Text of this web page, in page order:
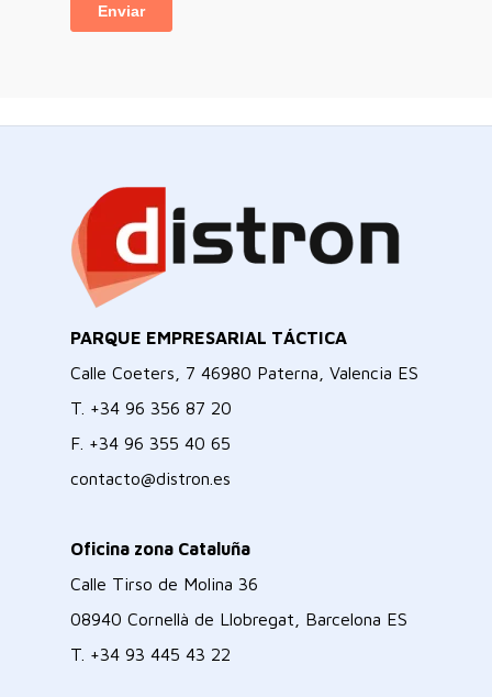
PARQUE EMPRESARIAL TÁCTICA
Calle Coeters, 7 46980 Paterna, Valencia ES
T. +34 96 356 87 20
F. +34 96 355 40 65
contacto@distron.es
Oficina zona Cataluña
Calle Tirso de Molina 36
08940 Cornellà de Llobregat, Barcelona ES
T. +34 93 445 43 22